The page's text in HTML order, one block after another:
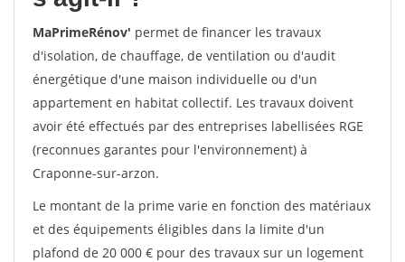
MaPrimeRénov' permet de financer les travaux
d'isolation, de chauffage, de ventilation ou d'audit
énergétique d'une maison individuelle ou d'un
appartement en habitat collectif. Les travaux doivent
avoir été effectués par des entreprises labellisées RGE
(reconnues garantes pour l'environnement) à
Craponne-sur-arzon.
Le montant de la prime varie en fonction des matériaux
et des équipements éligibles dans la limite d'un
plafond de 20 000 € pour des travaux sur un logement